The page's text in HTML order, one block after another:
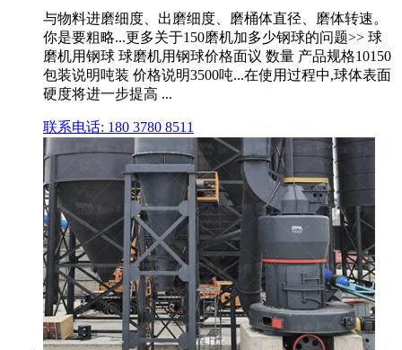
与物料进磨细度、出磨细度、磨桶体直径、磨体转速。
你是要粗略...更多关于150磨机加多少钢球的问题>> 球
磨机用钢球 球磨机用钢球价格面议 数量 产品规格10150
包装说明吨装 价格说明3500吨...在使用过程中,球体表面
硬度将进一步提高 ...
联系电话: 180 3780 8511